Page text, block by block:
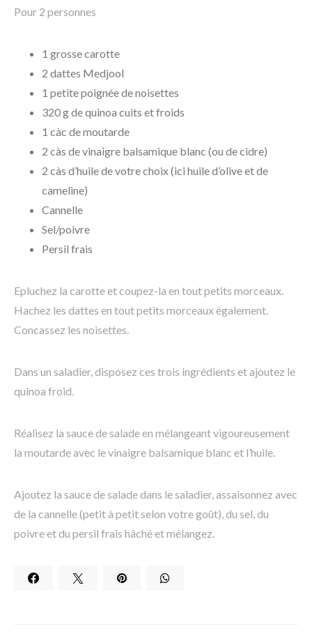
Pour 2 personnes
1 grosse carotte
2 dattes Medjool
1 petite poignée de noisettes
320 g de quinoa cuits et froids
1 càc de moutarde
2 càs de vinaigre balsamique blanc (ou de cidre)
2 càs d’huile de votre choix (ici huile d’olive et de
cameline)
Cannelle
Sel/poivre
Persil frais
Epluchez la carotte et coupez-la en tout petits morceaux.
Hachez les dattes en tout petits morceaux également.
Concassez les noisettes.
Dans un saladier, disposez ces trois ingrédients et ajoutez le
quinoa froid.
Réalisez la sauce de salade en mélangeant vigoureusement
la moutarde avec le vinaigre balsamique blanc et l’huile.
Ajoutez la sauce de salade dans le saladier, assaisonnez avec
de la cannelle (petit à petit selon votre goût), du sel, du
poivre et du persil frais hâché et mélangez.